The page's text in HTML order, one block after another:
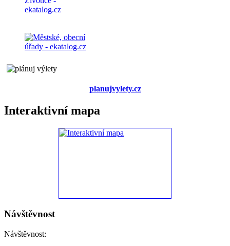
planujvylety.cz
Interaktivní mapa
Návštěvnost
Návštěvnost: